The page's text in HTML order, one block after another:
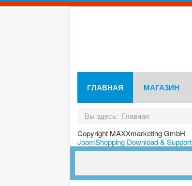
ГЛАВНАЯ МАГАЗИН
Вы здесь: Главная
Copyright MAXXmarketing GmbH
JoomShopping Download & Support